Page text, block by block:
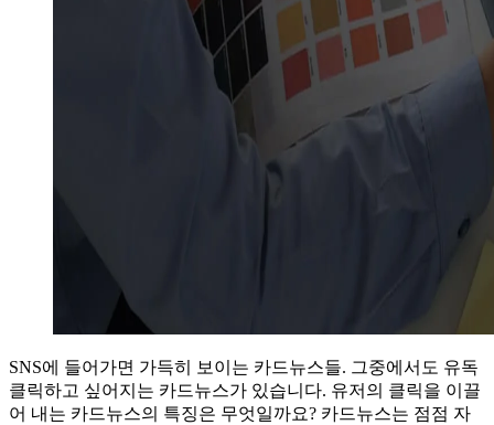
SNS에 들어가면 가득히 보이는 카드뉴스들. 그중에서도 유독
클릭하고 싶어지는 카드뉴스가 있습니다. 유저의 클릭을 이끌
어 내는 카드뉴스의 특징은 무엇일까요? 카드뉴스는 점점 자